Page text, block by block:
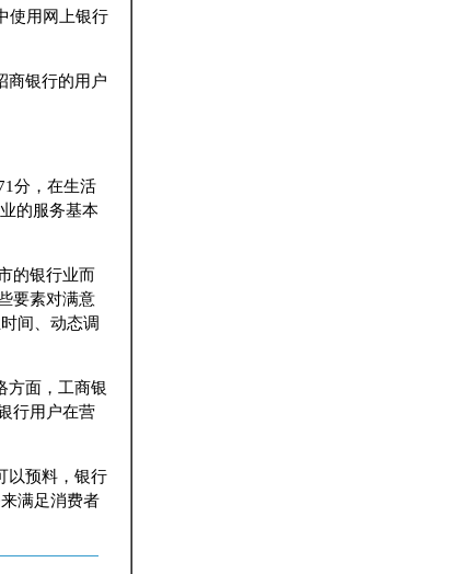
使用网上银行
商银行的用户
分，在生活
的服务基本
的银行业而
要素对满意
间、动态调
方面，工商银
行用户在营
以预料，银行
满足消费者